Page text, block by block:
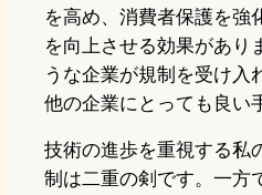
を高め、消費者保護を強
を向上させる効果があり
うな企業が規制を受け入
他の企業にとっても良い
技術の進歩を重視する私
制は二重の剣です。一方